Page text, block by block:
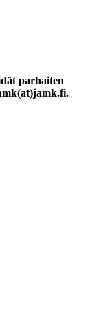
parhaiten